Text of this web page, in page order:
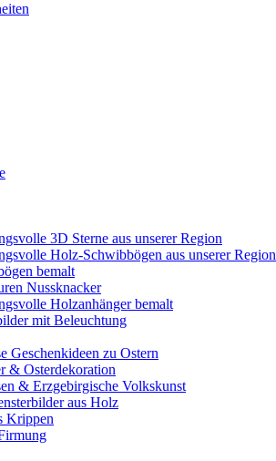
3D Sterne aus unserer Region
Holz-Schwibbögen aus unserer Region
bemalt
Nussknacker
Holzanhänger bemalt
mit Beleuchtung
Geschenkideen zu Ostern
& Osterdekoration
& Erzgebirgische Volkskunst
aus Holz
Krippen